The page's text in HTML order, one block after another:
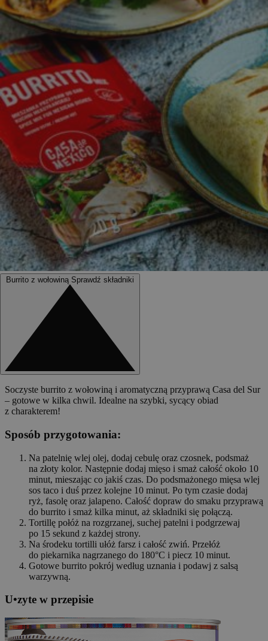
Burrito z wołowiną Sprawdź składniki
Soczyste burrito z wołowiną i aromatyczną przyprawą Casa del Sur
– gotowe w kilka chwil. Idealne na szybki, sycący obiad
z charakterem!
Sposób przygotowania:
Na patelnię wlej olej, dodaj cebulę oraz czosnek, podsmaż
na złoty kolor. Następnie dodaj mięso i smaż całość około 10
minut, mieszając co jakiś czas. Do podsmażonego mięsa wlej
sos taco i duś przez kolejne 10 minut. Po tym czasie dodaj
ryż, fasolę oraz jalapeno. Całość dopraw do smaku przyprawą
do burrito i smaż kilka minut, aż składniki się połączą.
Tortillę połóż na rozgrzanej, suchej patelni i podgrzewaj
po 15 sekund z każdej strony.
Na środeku tortilli ułóż farsz i całość zwiń. Przełóż
do piekarnika nagrzanego do 180°C i piecz 10 minut.
Gotowe burrito pokrój według uznania i podawj z salsą
warzywną.
U•zyte w przepisie